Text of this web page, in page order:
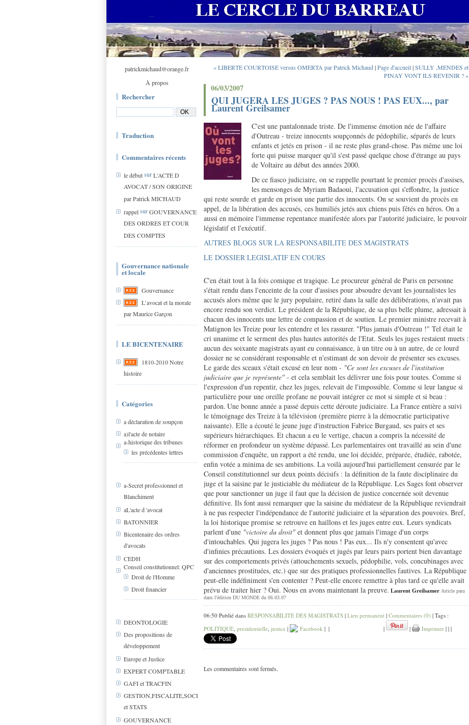
patrickmichaud@orange.fr
À propos
Rechercher
Traduction
Commentaires récents
le débutsurL'ACTE D
AVOCAT / SON ORIGINE
par Patrick MICHAUD
rappelsurGOUVERNANCE
DES ORDRES ET COUR
DES COMPTES
Gouvernance nationale
et locale
Gouvernance
L’avocat et la morale
par Maurice Garçon
LE BICENTENAIRE
1810-2010 Notre
histoire
Catégories
a déclaration de soupçon
a)l'acte de notaire
a-historique des tribunes
les précédentes lettres
a-Secret professionnel et
Blanchiment
aL'acte d 'avocat
BATONNIER
Bicentenaire des ordres
d'avocats
CEDH
Conseil constitutionnel: QPC
Droit de l'Homme
Droit financier
DEONTOLOGIE
Des propositions de
développement
Europe et Justice
EXPERT COMPTABLE
GAFI et TRACFIN
GESTION,FISCALITE,SOCIAL
et STATS
GOUVERNANCE
« LIBERTE COURTOISE versus OMERTA par Patrick Michaud|Page d'accueil|SULLY ,MENDES et
PINAY VONT ILS REVENIR ? »
06/03/2007
QUI JUGERA LES JUGES ? PAS NOUS ! PAS EUX..., par
Laurent Greilsamer
C'est une pantalonnade triste. De l'immense émotion née de l'affaire
d'Outreau - treize innocents soupçonnés de pédophilie, séparés de leurs
enfants et jetés en prison - il ne reste plus grand-chose. Pas même une loi
forte qui puisse marquer qu'il s'est passé quelque chose d'étrange au pays
de Voltaire au début des années 2000.
De ce fiasco judiciaire, on se rappelle pourtant le premier procès d'assises,
les mensonges de Myriam Badaoui, l'accusation qui s'effondre, la justice
qui reste sourde et garde en prison une partie des innocents. On se souvient du procès en
appel, de la libération des accusés, ces humiliés jetés aux chiens puis fêtés en héros. On a
aussi en mémoire l'immense repentance manifestée alors par l'autorité judiciaire, le pouvoir
législatif et l'exécutif.
AUTRES BLOGS SUR LA RESPONSABILITE DES MAGISTRATS
LE DOSSIER LEGISLATIF EN COURS
C'en était tout à la fois comique et tragique. Le procureur général de Paris en personne
s'était rendu dans l'enceinte de la cour d'assises pour absoudre devant les journalistes les
accusés alors même que le jury populaire, retiré dans la salle des délibérations, n'avait pas
encore rendu son verdict. Le président de la République, de sa plus belle plume, adressait à
chacun des innocents une lettre de compassion et de soutien. Le premier ministre recevait à
Matignon les Treize pour les entendre et les rassurer. "Plus jamais d'Outreau !" Tel était le
cri unanime et le serment des plus hautes autorités de l'Etat. Seuls les juges restaient muets :
aucun des soixante magistrats ayant eu connaissance, à un titre ou à un autre, de ce lourd
dossier ne se considérant responsable et n'estimant de son devoir de présenter ses excuses.
Le garde des sceaux s'était excusé en leur nom - "Ce sont les excuses de l'institution
judiciaire que je représente" - et cela semblait les délivrer une fois pour toutes. Comme si
l'expression d'un repentir, chez les juges, relevait de l'impossible. Comme si leur langue si
particulière pour une oreille profane ne pouvait intégrer ce mot si simple et si beau :
pardon. Une bonne année a passé depuis cette déroute judiciaire. La France entière a suivi
le témoignage des Treize à la télévision (première pierre à la démocratie participative
naissante). Elle a écouté le jeune juge d'instruction Fabrice Burgaud, ses pairs et ses
supérieurs hiérarchiques. Et chacun a eu le vertige, chacun a compris la nécessité de
réformer en profondeur un système dépassé. Les parlementaires ont travaillé au sein d'une
commission d'enquête, un rapport a été rendu, une loi décidée, préparée, étudiée, rabotée,
enfin votée a minima de ses ambitions. La voilà aujourd'hui partiellement censurée par le
Conseil constitutionnel sur deux points décisifs : la définition de la faute disciplinaire du
juge et la saisine par le justiciable du médiateur de la République. Les Sages font observer
que pour sanctionner un juge il faut que la décision de justice concernée soit devenue
définitive. Ils font aussi remarquer que la saisine du médiateur de la République reviendrait
à ne pas respecter l'indépendance de l'autorité judiciaire et la séparation des pouvoirs. Bref,
la loi historique promise se retrouve en haillons et les juges entre eux. Leurs syndicats
parlent d'une "victoire du droit" et donnent plus que jamais l'image d'un corps
d'intouchables. Qui jugera les juges ? Pas nous ! Pas eux... Ils n'y consentent qu'avec
d'infinies précautions. Les dossiers évoqués et jugés par leurs pairs portent bien davantage
sur des comportements privés (attouchements sexuels, pédophilie, vols, concubinages avec
d'anciennes prostituées, etc.) que sur des pratiques professionnelles fautives. La République
peut-elle indéfiniment s'en contenter ? Peut-elle encore remettre à plus tard ce qu'elle avait
prévu de traiter hier ? Oui. Nous en avons maintenant la preuve. Laurent Greilsamer Article paru
dans l'édition DU MONDE du 06.03.07
06:50 Publié dans RESPONSABILITE DES MAGISTRATS | Lien permanent | Commentaires (0) | Tags :
POLITIQUE, presidentielle, justice | Facebook | | | | Imprimer | | |
Les commentaires sont fermés.